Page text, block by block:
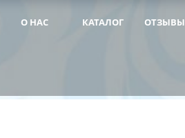
О НАС КАТАЛОГ ОТЗЫВЫ